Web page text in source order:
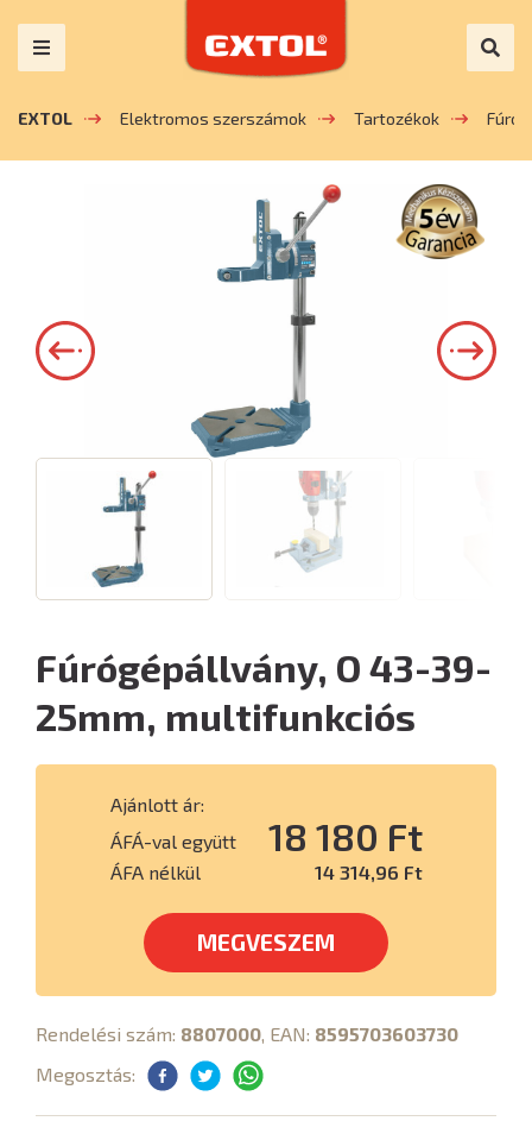
EXTOL Elektromos szerszámok Tartozékok
Fúrógépállvány, O 43-39-
25mm, multifunkciós
Ajánlott ár:
ÁFÁ-val együtt
18 180 Ft
ÁFA nélkül 14 314,96 Ft
MEGVESZEM
Rendelési szám: 8807000, EAN: 8595703603730
Megosztás: